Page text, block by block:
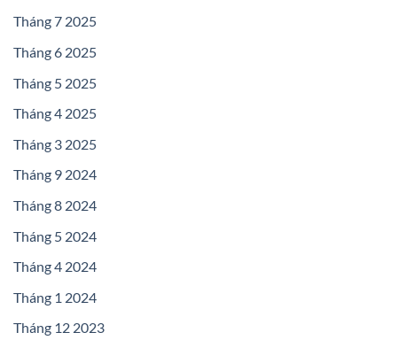
Tháng 7 2025
Tháng 6 2025
Tháng 5 2025
Tháng 4 2025
Tháng 3 2025
Tháng 9 2024
Tháng 8 2024
Tháng 5 2024
Tháng 4 2024
Tháng 1 2024
Tháng 12 2023